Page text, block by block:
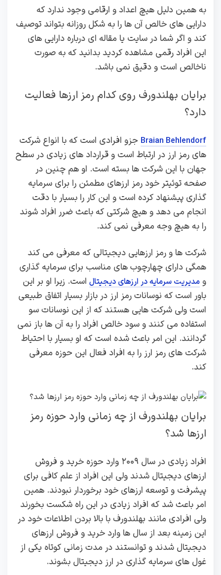
به همین دلیل هیچ اعداد و ارقامی وجود ندارد که
دارایی های خالص آن ‌ها را به شکل روزانه بتواند توصیف
کند و اگر شما در سایت یا مقاله‌ ای درباره دارایی‌ های
این افراد رقمی مشاهده کردید بدانید که به‌ صورت
ناخالص است و دقیق نمی‌ باشد.
برایان بهلندورف روی کدام رمز ارزها فعالیت
دارد؟
Braian Behlendorf جزو افرادی است که با انواع شرکت‌
های رمز ارز در ارتباط است و قرارداد های زیادی در سطح
جهان با این شرکت ها بسته ‌است. او هم چنین در
صفحه توئیتر خود رمز ارزهای مطمئن را برای سرمایه‌
گذاری پیشنهاد کرده ‌است و این کار را بسیار با دقت
انجام می ‌دهد و هیچ شرکتی که باعث ضرر افراد شوند
را به‌ هیچ‌ وجه معرفی نمی‌ کند.
شرکت‌ ها و رمز ارزهایی دیجیتالی که معرفی می ‌کند
همگی دارای چهارچوب ‌های مناسب برای سرمایه ‌گذاری
و مدیریت سرمایه در ارزهای دیجیتال است. زیرا او بر این
باور است که نوسانات رمز ارز در بازار بسیار اتفاق طبیعی
است ولی شرکت‌ هایی هستند که از این نوسانات سو
استفاده می‌ کنند و سود خالص افراد را به آن ها باز نمی
‌گردانند. این امر باعث شده است که او بسیار با احتیاط
شرکت ‌های رمز ارز را به افراد فعال این حوزه معرفی
کند.
برایان بهلندورف از چه زمانی وارد حوزه رمز
ارزها شد؟
افراد زیادی در سال ۲۰۰۹ وارد حوزه خرید و فروش
ارزهای دیجیتال شدند ولی این افراد از علم کافی برای
پیشرفت و توسعه ارزهای خود برخوردار نبودند. همین
امر باعث شد که افراد زیادی در این راه شکست بخورند
ولی افرادی مانند بهلندورف با بالا بردن اطلاعات خود در
این زمینه بعد از سال ها وارد خرید و فروش ارزهای
دیجیتال شدند و توانستند در مدت‌ زمانی کوتاه یکی از
غول‌ های سرمایه‌ گذاری در ارز دیجیتال بشوند.